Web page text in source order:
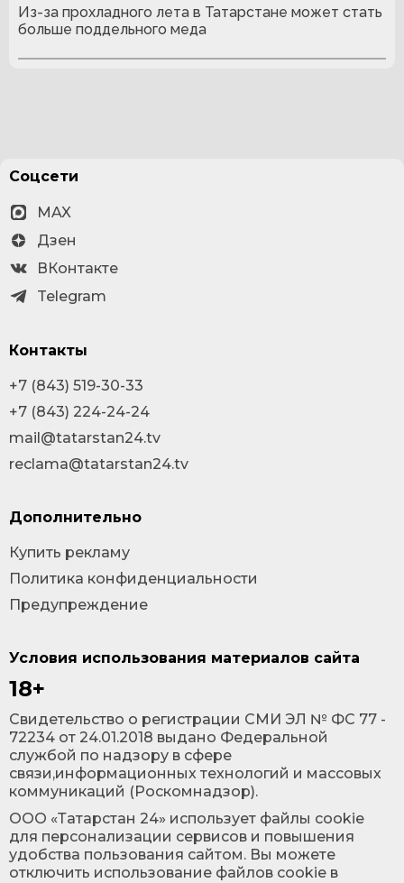
Из-за прохладного лета в Татарстане может стать
больше поддельного меда
Условия использования материалов сайта
18+
Cвидетельство о регистрации СМИ ЭЛ № ФС 77 -
72234 от 24.01.2018 выдано Федеральной
службой по надзору в сфере
связи,информационных технологий и массовых
коммуникаций (Роскомнадзор).
ООО «Татарстан 24» использует файлы cookie
для персонализации сервисов и повышения
удобства пользования сайтом. Вы можете
отключить использование файлов cookie в
Соцсети
MAX
Дзен
ВКонтакте
Telegram
Контакты
+7 (843) 519-30-33
+7 (843) 224-24-24
mail@tatarstan24.tv
reclama@tatarstan24.tv
Дополнительно
Купить рекламу
Политика конфиденциальности
Предупреждение